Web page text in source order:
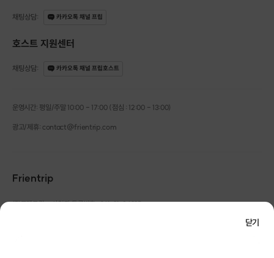
닫기
채팅상담: 카카오톡 채널 프립
호스트 지원센터
채팅상담: 카카오톡 채널 프립호스트
운영시간: 평일/주말 10:00 - 17:00 (점심 : 12:00 - 13:00)
광고/제휴: contact@frientrip.com
Frientrip
㈜프렌트립 | 사업자 등록번호 : 261-81-04385